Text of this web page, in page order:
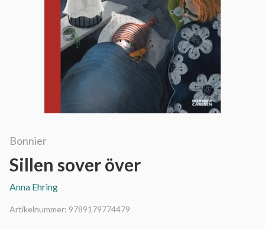
Bonnier
Sillen sover över
Anna Ehring
Artikelnummer: 9789179774479